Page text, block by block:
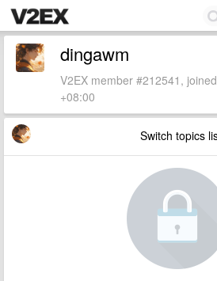
dingawm
V2EX member #212541,
+08:00
Switch topics